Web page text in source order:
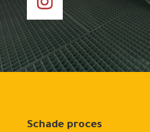
Schade proces